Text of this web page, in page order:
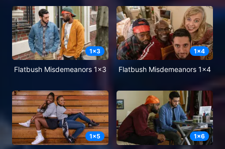
1x3
Flatbush Misdemeanors 1x3
1x4
Flatbush Misdemeanors 1x4
1x5 1x6